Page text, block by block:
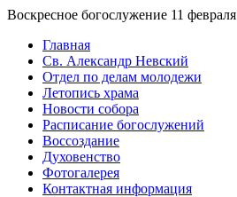
Воскресное богослужение 11 февраля
Главная
Св. Александр Невский
Отдел по делам молодежи
Летопись храма
Новости собора
Расписание богослужений
Воссоздание
Духовенство
Фотогалерея
Контактная информация